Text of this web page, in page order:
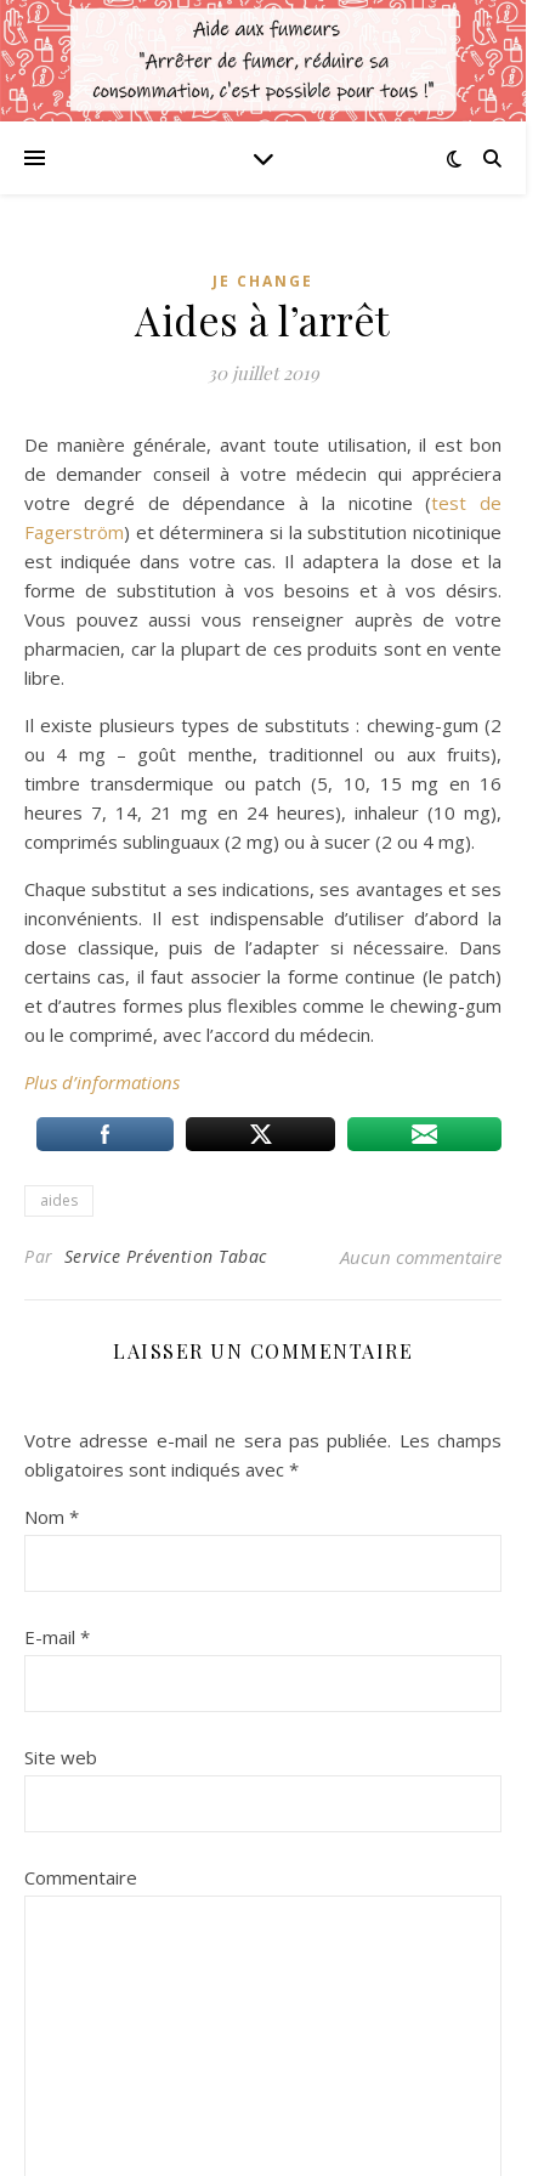
JE CHANGE
Aides à l’arrêt
30 juillet 2019
De manière générale, avant toute utilisation, il est bon
de demander conseil à votre médecin qui appréciera
votre degré de dépendance à la nicotine (test de
Fagerström) et déterminera si la substitution nicotinique
est indiquée dans votre cas. Il adaptera la dose et la
forme de substitution à vos besoins et à vos désirs.
Vous pouvez aussi vous renseigner auprès de votre
pharmacien, car la plupart de ces produits sont en vente
libre.
Il existe plusieurs types de substituts : chewing-gum (2
ou 4 mg – goût menthe, traditionnel ou aux fruits),
timbre transdermique ou patch (5, 10, 15 mg en 16
heures 7, 14, 21 mg en 24 heures), inhaleur (10 mg),
comprimés sublinguaux (2 mg) ou à sucer (2 ou 4 mg).
Chaque substitut a ses indications, ses avantages et ses
inconvénients. Il est indispensable d’utiliser d’abord la
dose classique, puis de l’adapter si nécessaire. Dans
certains cas, il faut associer la forme continue (le patch)
et d’autres formes plus flexibles comme le chewing-gum
ou le comprimé, avec l’accord du médecin.
Plus d’informations
aides
Par Service Prévention Tabac Aucun commentaire
LAISSER UN COMMENTAIRE
Votre adresse e-mail ne sera pas publiée. Les champs
obligatoires sont indiqués avec *
Nom *
E-mail *
Site web
Commentaire